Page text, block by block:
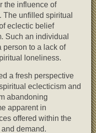
the influence of
unfilled spiritual
eclectic belief
Such an individual
person to a lack of
loneliness.
a fresh perspective
eclecticism and
abandoning
apparent in
offered within the
demand.